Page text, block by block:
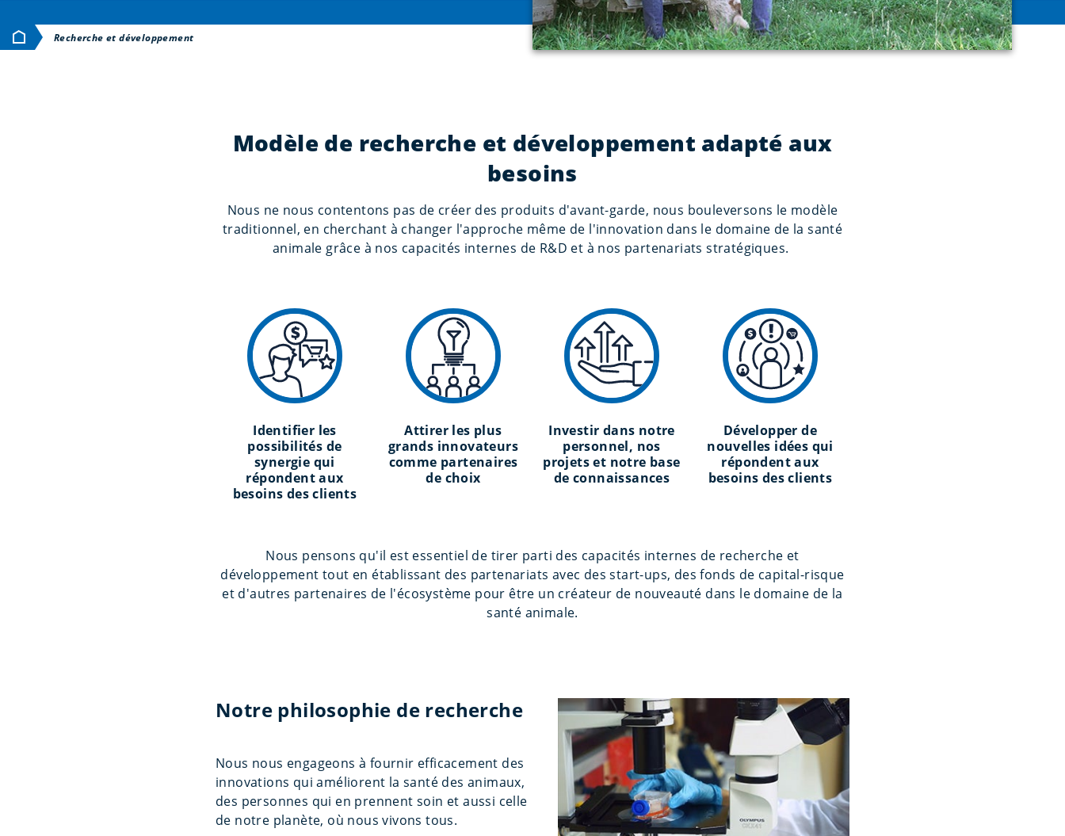
Accueil
Recherche et développement
Modèle de recherche et développement adapté aux
besoins
Nous ne nous contentons pas de créer des produits d'avant-garde, nous bouleversons le modèle
traditionnel, en cherchant à changer l'approche même de l'innovation dans le domaine de la santé
animale grâce à nos capacités internes de R&D et à nos partenariats stratégiques.
Identifier les
possibilités de
synergie qui
répondent aux
besoins des clients
Attirer les plus
grands innovateurs
comme partenaires
de choix
Investir dans notre
personnel, nos
projets et notre base
de connaissances
Développer de
nouvelles idées qui
répondent aux
besoins des clients
Nous pensons qu'il est essentiel de tirer parti des capacités internes de recherche et
développement tout en établissant des partenariats avec des start-ups, des fonds de capital-risque
et d'autres partenaires de l'écosystème pour être un créateur de nouveauté dans le domaine de la
santé animale.
Notre philosophie de recherche
Nous nous engageons à fournir efficacement des
innovations qui améliorent la santé des animaux,
des personnes qui en prennent soin et aussi celle
de notre planète, où nous vivons tous.